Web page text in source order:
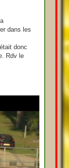
dans les
donc
Rdv le